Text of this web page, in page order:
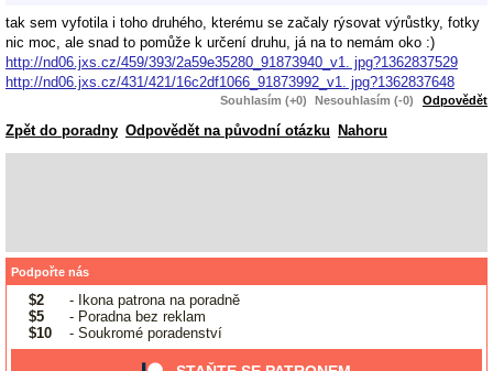
tak sem vyfotila i toho druhého, kterému se začaly rýsovat výrůstky, fotky
nic moc, ale snad to pomůže k určení druhu, já na to nemám oko :)
http://nd06.jxs.cz/459/393/2a59e35280_91873940_v1. jpg?1362837529
http://nd06.jxs.cz/431/421/16c2df1066_91873992_v1. jpg?1362837648
Souhlasím (+0) Nesouhlasím (-0) Odpovědět
Zpět do poradny Odpovědět na původní otázku Nahoru
Podpořte nás
$2
- Ikona patrona na poradně
$5
- Poradna bez reklam
$10
- Soukromé poradenství